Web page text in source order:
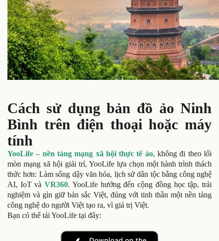
Cách sử dụng bản đồ ảo Ninh
Bình trên điện thoại hoặc máy
tính
YooLife – nền tảng mạng xã hội thực tế ảo, không đi theo lối
mòn mạng xã hội giải trí, YooLife lựa chọn một hành trình thách
thức hơn: Làm sống dậy văn hóa, lịch sử dân tộc bằng công nghệ
AI, IoT vàVR360. YooLife hướng đến cộng đồng học tập, trải
nghiệm và gìn giữ bản sắc Việt, đúng với tinh thần một nền tảng
công nghệ do người Việt tạo ra, vì giá trị Việt.
Bạn có thể tải YooLife tại đây: